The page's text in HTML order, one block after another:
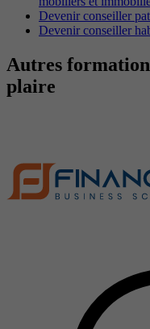
Devenir conseiller
Devenir conseiller
Autres
plaire